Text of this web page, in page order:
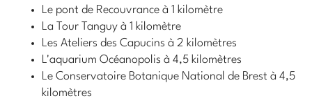
Le pont de Recouvrance à 1 kilomètre
La Tour Tanguy à 1 kilomètre
Les Ateliers des Capucins à 2 kilomètres
L'aquarium Océanopolis à 4,5 kilomètres
Le Conservatoire Botanique National de Brest à 4,5
kilomètres